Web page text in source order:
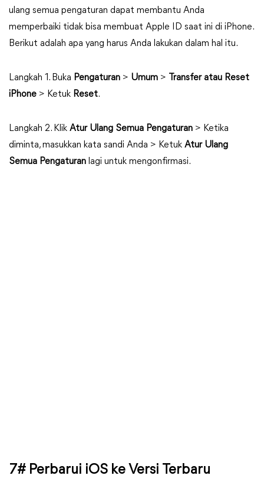
ulang semua pengaturan dapat membantu Anda
memperbaiki tidak bisa membuat Apple ID saat ini di iPhone.
Berikut adalah apa yang harus Anda lakukan dalam hal itu.
Langkah 1. Buka Pengaturan > Umum >
Transfer atau Reset
iPhone > Ketuk Reset.
Langkah 2. Klik Atur Ulang Semua Pengaturan > Ketika
diminta, masukkan kata sandi Anda > Ketuk Atur Ulang
Semua Pengaturan lagi untuk mengonfirmasi.
7# Perbarui iOS ke Versi Terbaru